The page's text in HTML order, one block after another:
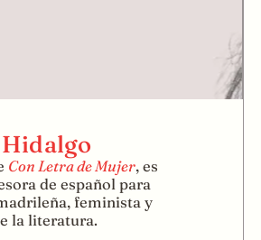
Con Letra de Mujer, es
de español para
feminista y
la literatura.